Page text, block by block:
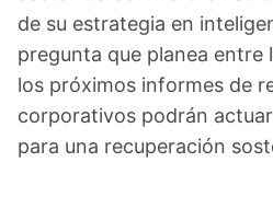
de su estrategia en
pregunta que planea entre
los próximos informes de
corporativos podrán
para una recuperación